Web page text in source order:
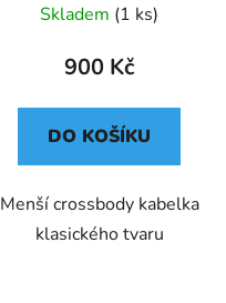
Skladem (1 ks)
900 Kč
DO KOŠÍKU
Menší crossbody kabelka
klasického tvaru